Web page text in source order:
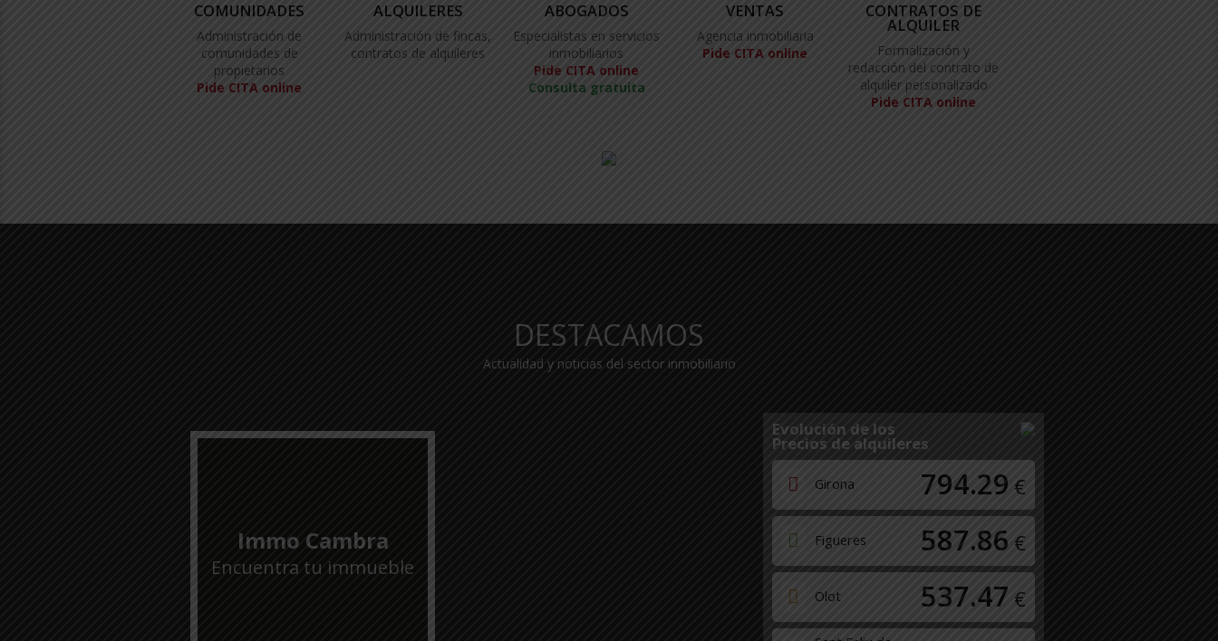
COMUNIDADES
Administración de
comunidades de
propietarios
Pide CITA online
ALQUILERES
Administración de fincas,
contratos de alquileres
ABOGADOS
Especialistas en servicios
inmobiliarios
Pide CITA online
Consulta gratuita
VENTAS
Agencia inmobiliaria
Pide CITA online
CONTRATOS DE
ALQUILER
Formalización y
redacción del contrato de
alquiler personalizado
Pide CITA online
DESTACAMOS
Actualidad y noticias del sector inmobiliario
Immo Cambra
Encuentra tu immueble
Evolución de los
Precios de alquileres
Girona 794.29 €
Figueres 587.86 €
Olot 537.47 €